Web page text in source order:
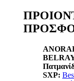
SXP: